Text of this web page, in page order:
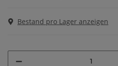
Bestand pro Lager anzeigen